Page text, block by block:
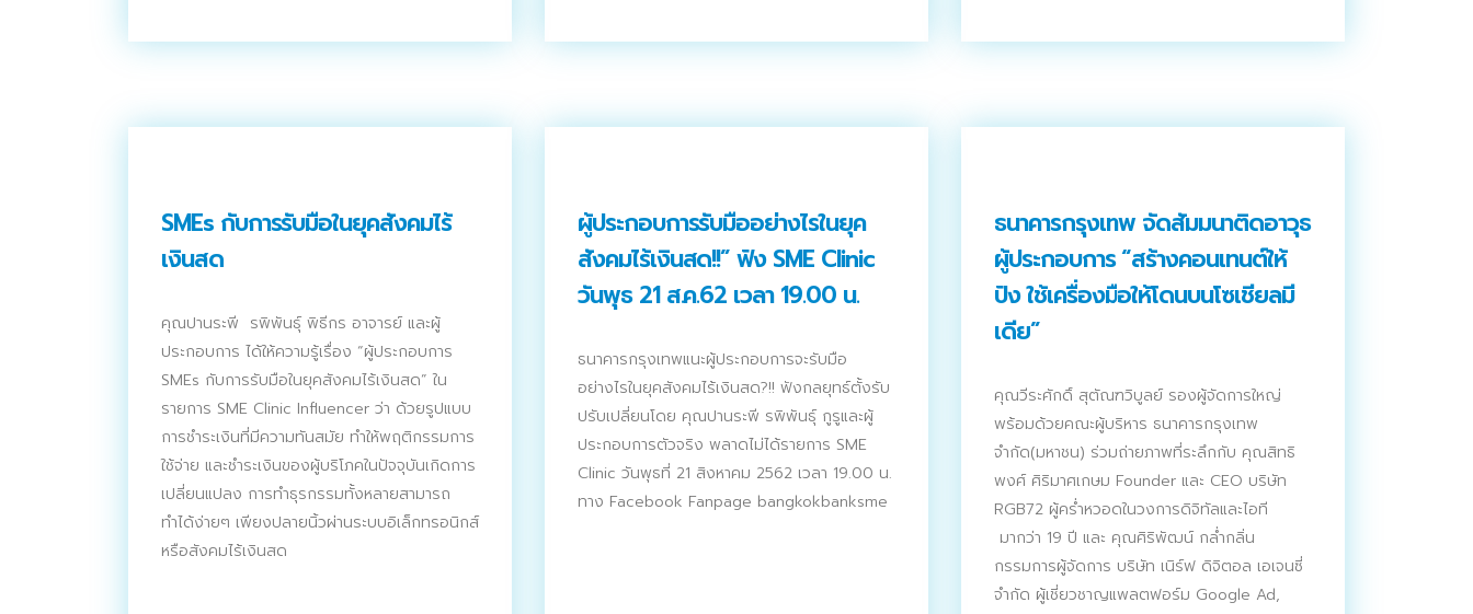
SMEs กับการรับมือในยุคสังคมไร้
เงินสด
คุณปานระพี รพิพันธุ์ พิธีกร อาจารย์ และผู้
ประกอบการ ได้ให้ความรู้เรื่อง “ผู้ประกอบการ
SMEs กับการรับมือในยุคสังคมไร้เงินสด” ใน
รายการ SME Clinic Influencer ว่า ด้วยรูปแบบ
การชำระเงินที่มีความทันสมัย ทำให้พฤติกรรมการ
ใช้จ่าย และชำระเงินของผู้บริโภคในปัจจุบันเกิดการ
เปลี่ยนแปลง การทำธุรกรรมทั้งหลายสามารถ
ทำได้ง่ายๆ เพียงปลายนิ้วผ่านระบบอิเล็กทรอนิกส์
หรือสังคมไร้เงินสด
ผู้ประกอบการรับมืออย่างไรในยุค
สังคมไร้เงินสด!!” ฟัง SME Clinic
วันพุธ 21 ส.ค.62 เวลา 19.00 น.
ธนาคารกรุงเทพแนะผู้ประกอบการจะรับมือ
อย่างไรในยุคสังคมไร้เงินสด?!! ฟังกลยุทธ์ตั้งรับ
ปรับเปลี่ยนโดย คุณปานระพี รพิพันธุ์ กูรูและผู้
ประกอบการตัวจริง พลาดไม่ได้รายการ SME
Clinic วันพุธที่ 21 สิงหาคม 2562 เวลา 19.00 น.
ทาง Facebook Fanpage bangkokbanksme
ธนาคารกรุงเทพ จัดสัมมนาติดอาวุธ
ผู้ประกอบการ “สร้างคอนเทนต์ให้
ปัง ใช้เครื่องมือให้โดนบนโซเชียลมี
เดีย”
คุณวีระศักดิ์ สุตัณฑวิบูลย์ รองผู้จัดการใหญ่
พร้อมด้วยคณะผู้บริหาร ธนาคารกรุงเทพ
จำกัด(มหาชน) ร่วมถ่ายภาพที่ระลึกกับ คุณสิทธิ
พงศ์ ศิริมาศเกษม Founder และ CEO บริษัท
RGB72 ผู้คร่ำหวอดในวงการดิจิทัลและไอที
มากว่า 19 ปี และ คุณศิริพัฒน์ กล่ำกลิ่น
กรรมการผู้จัดการ บริษัท เนิร์ฟ ดิจิตอล เอเจนซี่
จำกัด ผู้เชี่ยวชาญแพลตฟอร์ม Google Ad,